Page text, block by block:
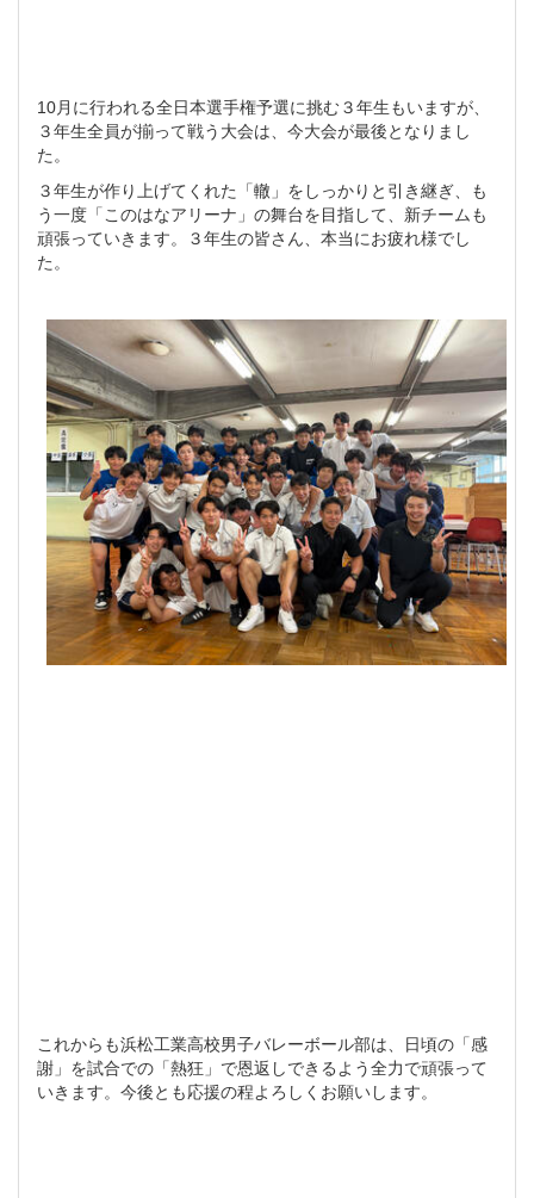
10月に行われる全日本選手権予選に挑む３年生もいますが、
３年生全員が揃って戦う大会は、今大会が最後となりまし
た。
３年生が作り上げてくれた「轍」をしっかりと引き継ぎ、も
う一度「このはなアリーナ」の舞台を目指して、新チームも
頑張っていきます。３年生の皆さん、本当にお疲れ様でし
た。
これからも浜松工業高校男子バレーボール部は、日頃の「感
謝」を試合での「熱狂」で恩返しできるよう全力で頑張って
いきます。今後とも応援の程よろしくお願いします。